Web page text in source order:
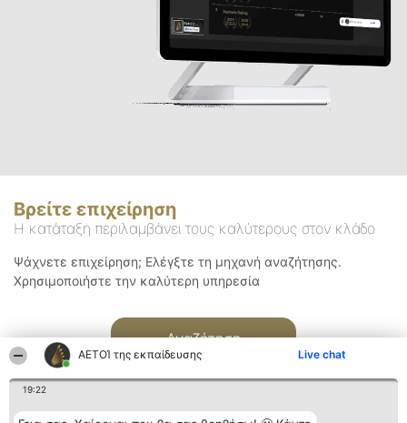
ΑΕΤΟΊ της εκπαίδευσης Live chat
19:22
Βρείτε επιχείρηση
Η κατάταξη περιλαμβάνει τους καλύτερους στον κλάδο
Ψάχνετε επιχείρηση; Ελέγξτε τη μηχανή αναζήτησης.
Χρησιμοποιήστε την καλύτερη υπηρεσία
Αναζήτηση